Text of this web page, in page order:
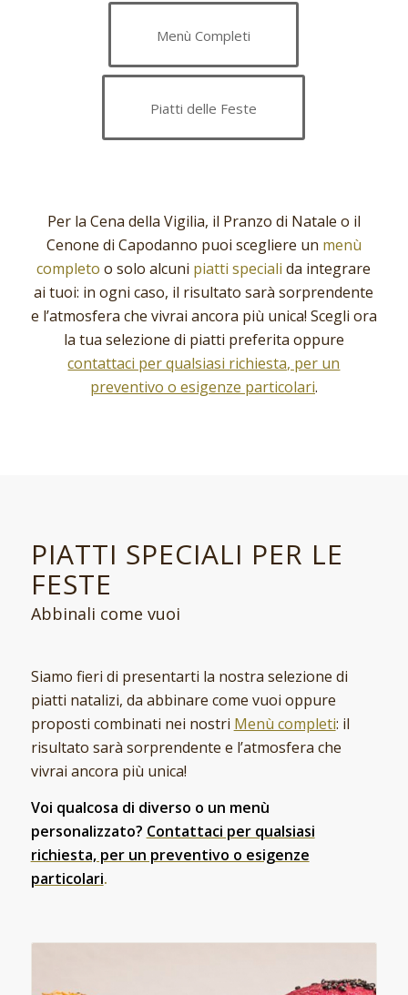
Menù Completi
Piatti delle Feste
Per la Cena della Vigilia, il Pranzo di Natale o il
Cenone di Capodanno puoi scegliere un menù
completo o solo alcuni piatti speciali da integrare
ai tuoi: in ogni caso, il risultato sarà sorprendente
e l’atmosfera che vivrai ancora più unica! Scegli ora
la tua selezione di piatti preferita oppure
contattaci per qualsiasi richiesta, per un
preventivo o esigenze particolari.
PIATTI SPECIALI PER LE
FESTE
Abbinali come vuoi
Siamo fieri di presentarti la nostra selezione di
piatti natalizi, da abbinare come vuoi oppure
proposti combinati nei nostri Menù completi: il
risultato sarà sorprendente e l’atmosfera che
vivrai ancora più unica!
Voi qualcosa di diverso o un menù
personalizzato? Contattaci per qualsiasi
richiesta, per un preventivo o esigenze
particolari.